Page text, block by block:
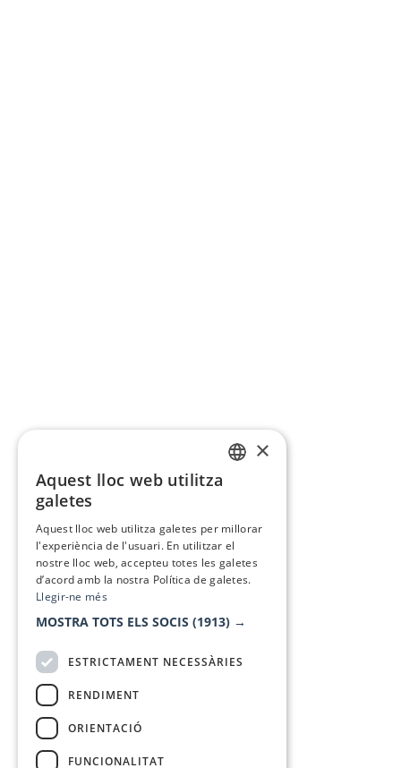
×
Aquest lloc web utilitza
galetes
Aquest lloc web utilitza galetes per millorar
l'experiència de l'usuari. En utilitzar el
nostre lloc web, accepteu totes les galetes
d’acord amb la nostra Política de galetes.
Llegir-ne més
MOSTRA TOTS ELS SOCIS (1913) →
ESTRICTAMENT NECESSÀRIES
RENDIMENT
ORIENTACIÓ
FUNCIONALITAT